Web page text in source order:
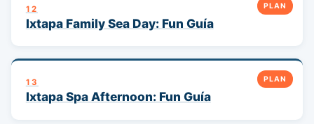
PLAN
12
Ixtapa Family Sea Day: Fun Guía
PLAN
13
Ixtapa Spa Afternoon: Fun Guía